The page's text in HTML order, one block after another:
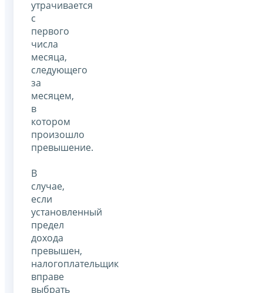
утрачивается
с
первого
числа
месяца,
следующего
за
месяцем,
в
котором
произошло
превышение.
В
случае,
если
установленный
предел
дохода
превышен,
налогоплательщик
вправе
выбрать